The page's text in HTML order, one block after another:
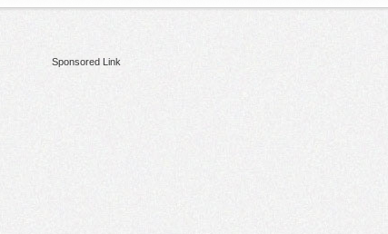
Sponsored Link